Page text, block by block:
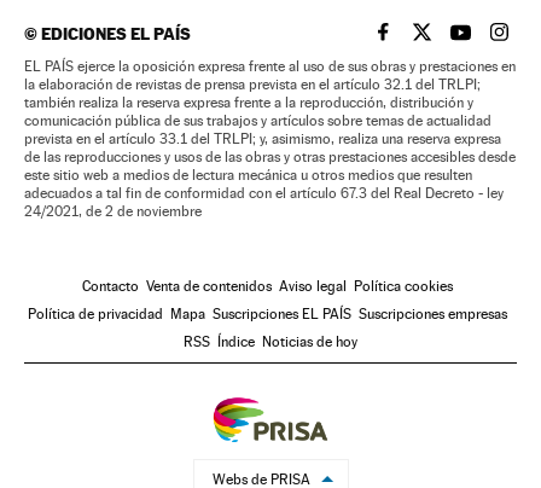
©EDICIONES EL PAÍS EL PAÍS BRASIL EN
EL PAÍSEL PAÍS
EL
EL PAÍS ejerce la oposición expresa frente al uso de sus obras y prestaciones en
la elaboración de revistas de prensa prevista en el artículo 32.1 del TRLPI;
también realiza la reserva expresa frente a la reproducción, distribución y
comunicación pública de sus trabajos y artículos sobre temas de actualidad
prevista en el artículo 33.1 del TRLPI; y, asimismo, realiza una reserva expresa
de las reproducciones y usos de las obras y otras prestaciones accesibles desde
este sitio web a medios de lectura mecánica u otros medios que resulten
adecuados a tal fin de conformidad con el artículo 67.3 del Real Decreto - ley
24/2021, de 2 de noviembre
Contacto Venta de contenidos Aviso legal
Política cookies
Política de privacidad
Mapa Suscripciones EL PAÍS Suscripciones empresas
RSS
Índice Noticias de hoy
Webs de PRISA